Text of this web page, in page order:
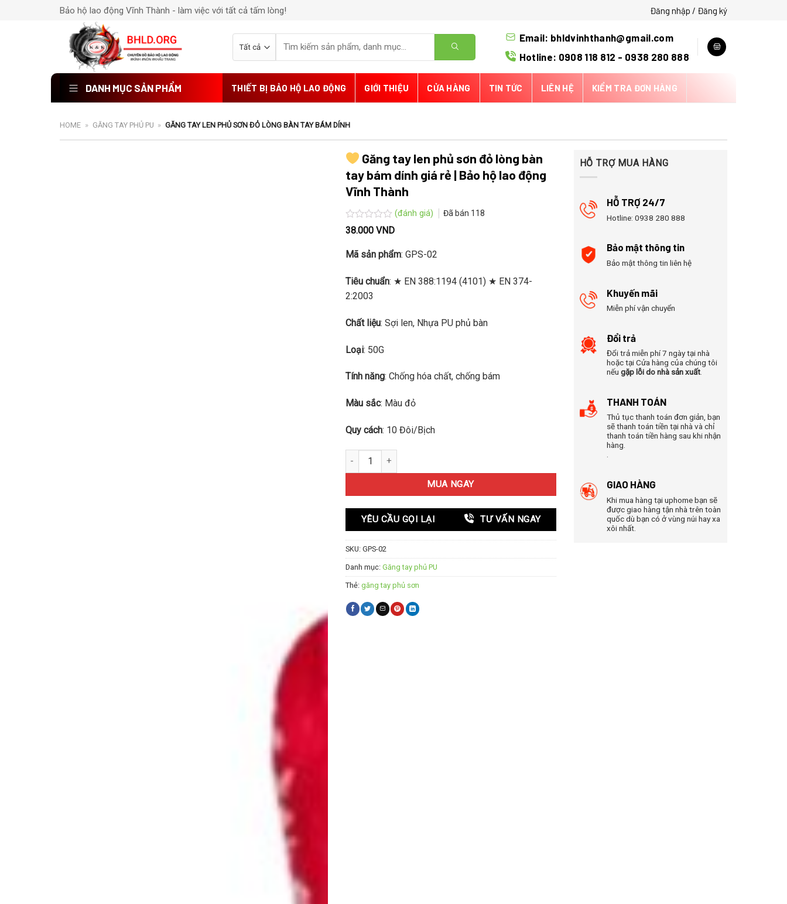
Bảo hộ lao động Vĩnh Thành - làm việc với tất cả tấm lòng! Đăng nhập / Đăng ký
kiếm:
Email: bhldvinhthanh@gmail.com
Hotline: 0908 118 812 - 0938 280 888
DANH MỤC SẢN PHẨM THIẾT BỊ BẢO HỘ LAO ĐỘNG GIỚI THIỆU CỬA HÀNG TIN TỨC LIÊN HỆ KIỂM TRA ĐƠN HÀNG
HOME » GĂNG TAY PHỦ PU » GĂNG TAY LEN PHỦ SƠN ĐỎ LÒNG BÀN TAY BÁM DÍNH
Găng tay len phủ sơn đỏ lòng bàn
tay bám dính giá rẻ | Bảo hộ lao động
Vĩnh Thành
Được
xếp
0.0
(đánh giá) Đã bán 118
38.000 VND
Mã sản phẩm: GPS-02
Tiêu chuẩn: ★ EN 388:1194 (4101) ★ EN 374-
2:2003
Chất liệu: Sợi len, Nhựa PU phủ bàn
Loại: 50G
Tính năng: Chống hóa chất, chống bám
Màu sắc: Màu đỏ
Quy cách: 10 Đôi/Bịch
Găng tay len phủ sơn đỏ lòng bàn tay bám dính số lượng
MUA NGAY
YÊU CẦU GỌI LẠI TƯ VẤN NGAY
SKU: GPS-02
Danh mục: Găng tay phủ PU
Thẻ: găng tay phủ sơn
HỖ TRỢ MUA HÀNG
HỖ TRỢ 24/7
Hotline: 0938 280 888
Bảo mật thông tin
Bảo mật thông tin liên hệ
Khuyến mãi
Miễn phí vận chuyển
Đổi trả
Đổi trả miễn phí 7 ngày tại nhà
hoặc tại Cửa hàng của chúng tôi
nếu gặp lỗi do nhà sản xuất.
THANH TOÁN
Thủ tục thanh toán đơn giản, bạn
sẽ thanh toán tiền tại nhà và chỉ
thanh toán tiền hàng sau khi nhận
hàng.
.
GIAO HÀNG
Khi mua hàng tại uphome bạn sẽ
được giao hàng tận nhà trên toàn
quốc dù bạn có ở vùng núi hay xa
xôi nhất.